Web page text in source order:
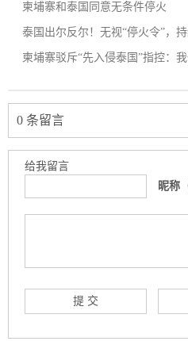
柬埔寨和泰国同意无条件停火
泰国出尔反尔！无视“停火令”，
柬埔寨驳斥“先入侵泰国”指控：
0 条留言
给我留言
昵称